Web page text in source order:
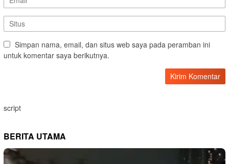
Simpan nama, email, dan situs web saya pada peramban ini
untuk komentar saya berikutnya.
script
BERITA UTAMA